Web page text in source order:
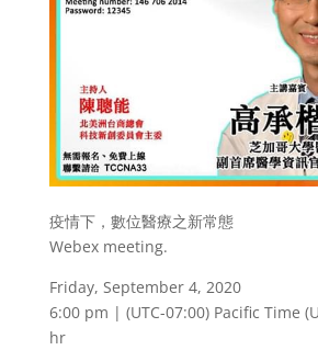
疫情下，數位醫療之新常態
Webex meeting.
Friday, September 4, 2020
6:00 pm | (UTC-07:00) Pacific Time
hr